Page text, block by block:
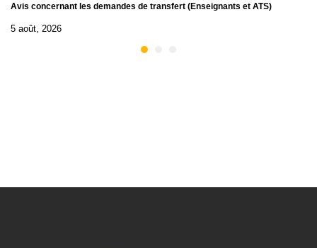
Avis concernant les demandes de transfert (Enseignants et ATS)
5 août, 2026